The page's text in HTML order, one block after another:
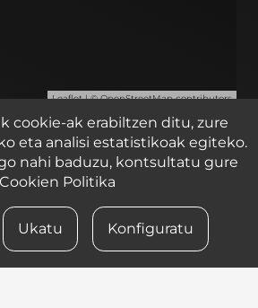
Leaflet| ©OpenStreetMapcontributors
1 pabilioia, Lasarte – Oria 20160
LEGE OHARRA
cookie-ak erabiltzen ditu, zure
eta analisi estatistikoak egiteko.
nahi baduzu, kontsultatu gure
Cookien Politika
Ukatu Konfiguratu